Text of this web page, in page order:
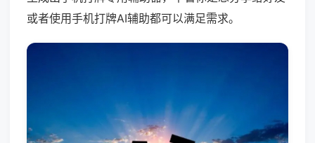
或者使用手机打牌AI辅助都可以满足需求。